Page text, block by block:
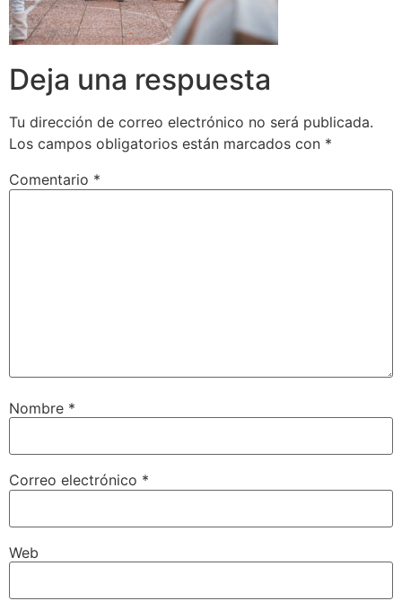
Deja una respuesta
Tu dirección de correo electrónico no será publicada.
Los campos obligatorios están marcados con *
Comentario *
Nombre *
Correo electrónico *
Web